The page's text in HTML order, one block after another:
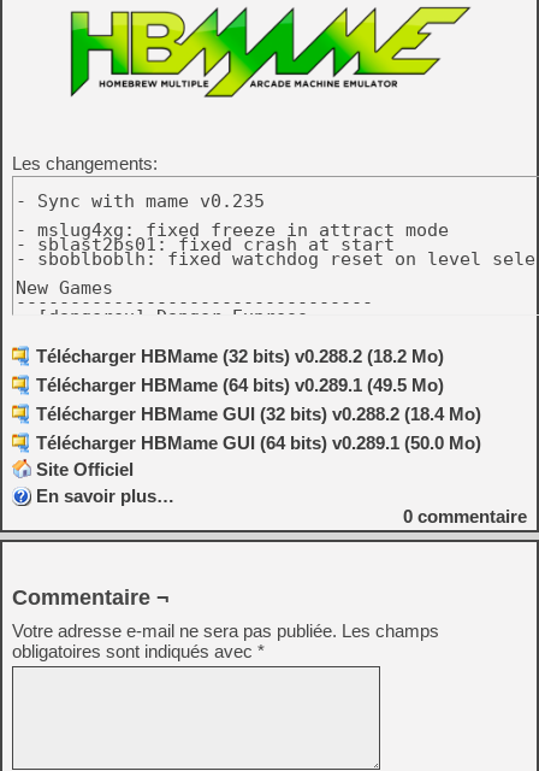
Les changements:
- Sync with mame v0.235
- mslug4xg: fixed freeze in attract mode
- sblast2bs01: fixed crash at start
- sboblboblh: fixed watchdog reset on level
New Games
---------------------------------
- [dangerex] Danger Express
- [umk3uk20210709] Ultimate Mortal Kombat 3 UC
Télécharger HBMame (32 bits) v0.288.2 (18.2 Mo)
Télécharger HBMame (64 bits) v0.289.1 (49.5 Mo)
Télécharger HBMame GUI (32 bits) v0.288.2 (18.4 Mo)
Télécharger HBMame GUI (64 bits) v0.289.1 (50.0 Mo)
Site Officiel
En savoir plus…
0 commentaire
Commentaire ¬
Votre adresse e-mail ne sera pas publiée. Les champs
obligatoires sont indiqués avec *